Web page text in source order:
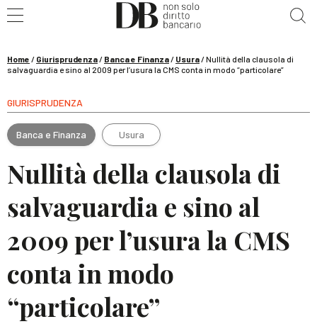
WEBINAR / 1° Ottobre
La riforma del sistema sanzionatorio del TUF
Home / Giurisprudenza/ Banca e Finanza/ Usura/Nullità della clausola di
salvaguardia e sino al 2009 per l’usura la CMS conta in modo “particolare”
GIURISPRUDENZA
Banca e Finanza Usura
Nullità della clausola di
salvaguardia e sino al
2009 per l’usura la CMS
conta in modo
“particolare”